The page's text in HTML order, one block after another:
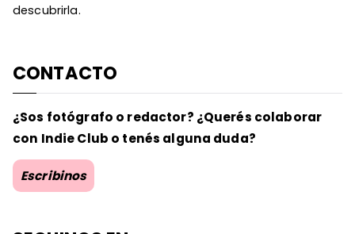
descubrirla.
CONTACTO
¿Sos fotógrafo o redactor? ¿Querés colaborar
con Indie Club o tenés alguna duda?
Escribinos